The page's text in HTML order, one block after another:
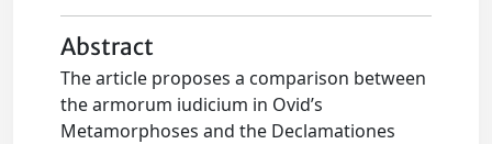
Abstract
The article proposes a comparison between
the armorum iudicium in Ovid’s
Metamorphoses and the Declamationes